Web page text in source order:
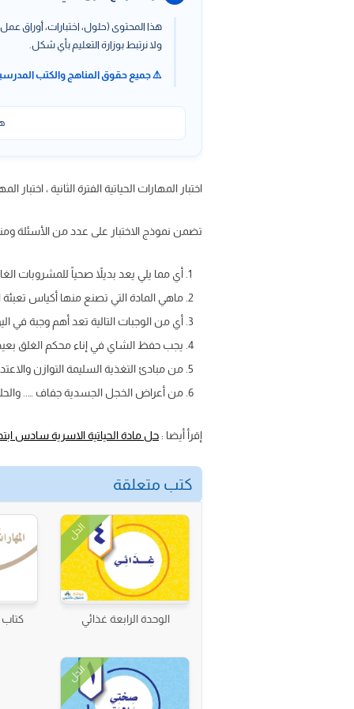
هذا المحتوى (حلول، اختبارات، أوراق
ولا نرتبط بوزارة التعليم بأي شكل.
⚠️ جميع حقوق المناهج والكتب
اختبار المهارات الحياتية الفترة الثانية ، اختبار المهارات
تضمن نموذج الاختبار على عدد من الأسئلة
أي مما يلي يعد بديلاً صحياً للمشروبات
ماهي المادة التي تصنع منها أكياس
أي من الوجبات التالية تعد أهم وجبة في
يجب حفظ الشاي في إناء محكم الغلق
من مبادئ التغذية السليمة التوازن
من أعراض الخجل الجسدية جفاف …..
إقرأ أيضا :حل مادة الحياتية الاسرية سادس
كتب متعلقة
الحل
الوحدة الرابعة غذائي
كتاب
الحل